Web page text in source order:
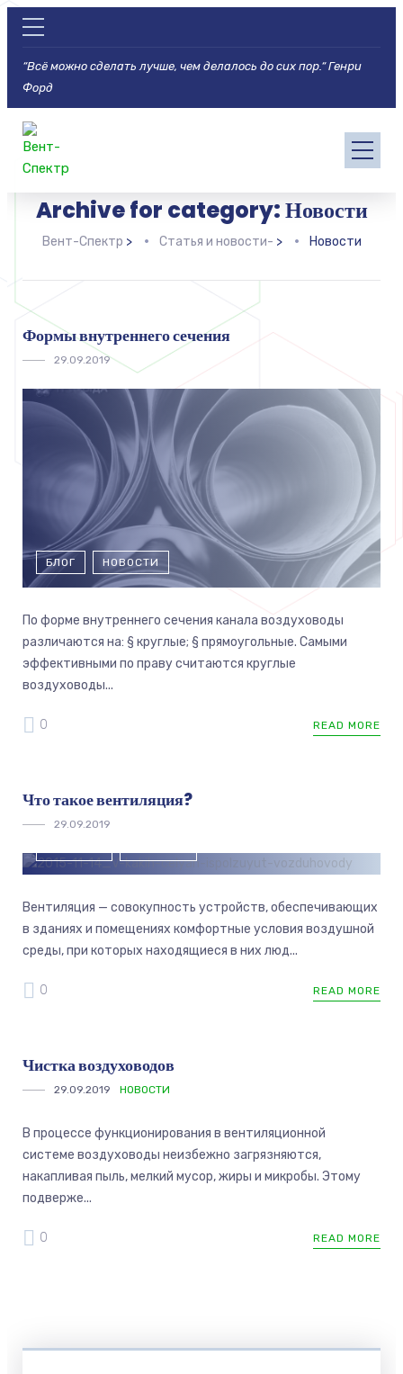
“Всё можно сделать лучше, чем делалось до сих пор.“ Генри
Форд
Archive for category: Новости
Вент-Спектр > Статья и новости- > Новости
Формы внутреннего сечения
29.09.2019
БЛОГ НОВОСТИ
По форме внутреннего сечения канала воздуховоды
различаются на: § круглые; § прямоугольные. Самыми
эффективными по праву считаются круглые
воздуховоды...
READ MORE
0
Что такое вентиляция?
29.09.2019
Вентиляция — совокупность устройств, обеспечивающих
в зданиях и помещениях комфортные условия воздушной
среды, при которых находящиеся в них люд...
READ MORE
0
Чистка воздуховодов
29.09.2019 НОВОСТИ
В процессе функционирования в вентиляционной
системе воздуховоды неизбежно загрязняются,
накапливая пыль, мелкий мусор, жиры и микробы. Этому
подверже...
READ MORE
0